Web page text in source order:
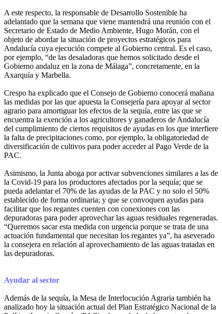
A este respecto, la responsable de Desarrollo Sostenible ha
adelantado que la semana que viene mantendrá una reunión con el
Secretario de Estado de Medio Ambiente, Hugo Morán, con el
objeto de abordar la situación de proyectos estratégicos para
Andalucía cuya ejecución compete al Gobierno central. Es el caso,
por ejemplo, “de las desaladoras que hemos solicitado desde el
Gobierno andaluz en la zona de Málaga”, concretamente, en la
Axarquía y Marbella.
Crespo ha explicado que el Consejo de Gobierno conocerá mañana
las medidas por las que apuesta la Consejería para apoyar al sector
agrario para amortiguar los efectos de la sequía, entre las que se
encuentra la exención a los agricultores y ganaderos de Andalucía
del cumplimiento de ciertos requisitos de ayudas en los que interfiere
la falta de precipitaciones como, por ejemplo, la obligatoriedad de
diversificación de cultivos para poder acceder al Pago Verde de la
PAC.
Asimismo, la Junta aboga por activar subvenciones similares a las de
la Covid-19 para los productores afectados por la sequía; que se
pueda adelantar el 70% de las ayudas de la PAC y no solo el 50%
establecido de forma ordinaria; y que se convoquen ayudas para
facilitar que los regantes cuenten con conexiones con las
depuradoras para poder aprovechar las aguas residuales regeneradas.
“Queremos sacar esta medida con urgencia porque se trata de una
actuación fundamental que necesitan los regantes ya”, ha aseverado
la consejera en relación al aprovechamiento de las aguas tratadas en
las depuradoras.
Ayudar al sector
Además de la sequía, la Mesa de Interlocución Agraria también ha
analizado hoy la situación actual del Plan Estratégico Nacional de la